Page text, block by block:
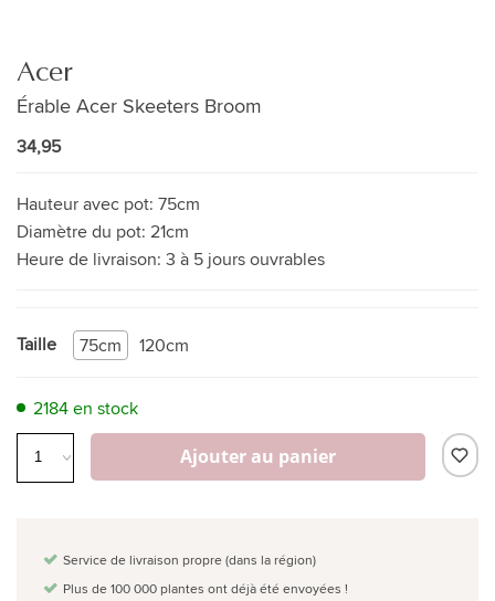
Acer
Érable Acer Skeeters Broom
34,95
Hauteur avec pot: 75cm
Diamètre du pot: 21cm
Heure de livraison: 3 à 5 jours ouvrables
Taille 75cm 120cm
2184 en stock
Ajouter au panier
Service de livraison propre (dans la région)
Plus de 100 000 plantes ont déjà été envoyées !